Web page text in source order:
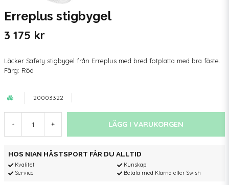
Erreplus stigbygel
3 175 kr
Läcker Safety stigbygel från Erreplus med bred fotplatta med bra fäste.
Färg: Röd
20003322
- + LÄGG I VARUKORGEN
HOS NIAN HÄSTSPORT FÅR DU ALLTID
Kvalitet
Service
Kunskap
Betala med Klarna eller Swish